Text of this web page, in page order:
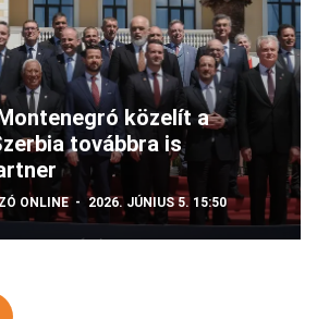
közelít a
továbbra is
ONLINE 2026. JÚNIUS 5. 15:50